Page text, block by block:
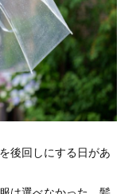
後回しにする日があ